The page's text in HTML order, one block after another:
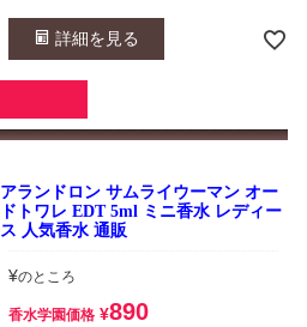
詳細を見る
アランドロン サムライウーマン オー
ドトワレ EDT 5ml ミニ香水 レディー
ス 人気香水 通販
¥のところ
香水学園価格 ¥890